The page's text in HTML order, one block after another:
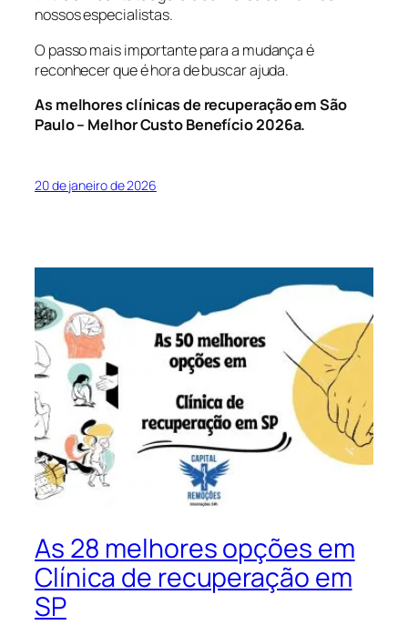
nossos especialistas.
O passo mais importante para a mudança é
reconhecer que é hora de buscar ajuda.
As melhores clínicas de recuperação em São
Paulo – Melhor Custo Benefício 2026a.
20 de janeiro de 2026
As 28 melhores opções em
Clínica de recuperação em
SP